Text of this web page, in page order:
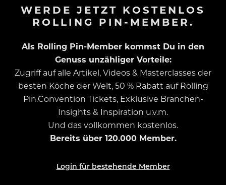
WERDE JETZT KOSTENLOS
ROLLING PIN-MEMBER.
Als Rolling Pin-Member kommst Du in den
Genuss unzähliger Vorteile:
Zugriff auf alle Artikel, Videos & Masterclasses der
besten Köche der Welt, 50 % Rabatt auf Rolling
Pin.Convention Tickets, Exklusive Branchen-
Insights & Inspiration u.v.m.
Und das vollkommen kostenlos.
Bereits über 120.000 Member.
Login für bestehende Member